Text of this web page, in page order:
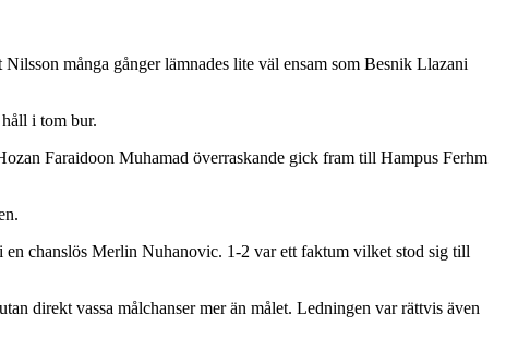
många gånger lämnades lite väl ensam som Besnik Llazani
i tom bur.
Faraidoon Muhamad överraskande gick fram till Hampus Ferhm
chanslös Merlin Nuhanovic. 1-2 var ett faktum vilket stod sig till
direkt vassa målchanser mer än målet. Ledningen var rättvis även